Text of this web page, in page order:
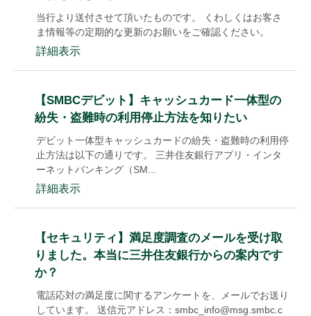
当行より送付させて頂いたものです。 くわしくはお客さ
ま情報等の定期的な更新のお願いをご確認ください。
詳細表示
【SMBCデビット】キャッシュカード一体型の
紛失・盗難時の利用停止方法を知りたい
デビット一体型キャッシュカードの紛失・盗難時の利用停
止方法は以下の通りです。 三井住友銀行アプリ・インタ
ーネットバンキング（SM...
詳細表示
【セキュリティ】満足度調査のメールを受け取
りました。本当に三井住友銀行からの案内です
か？
電話応対の満足度に関するアンケートを、メールでお送り
しています。 送信元アドレス：smbc_info@msg.smbc.c